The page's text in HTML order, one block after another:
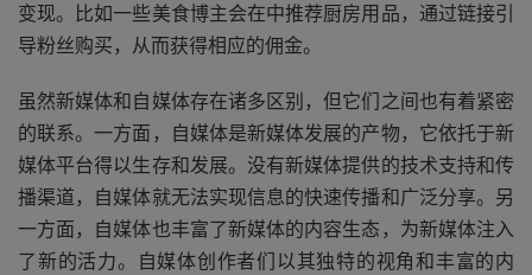
变现。比如一些美食博主会在中推荐厨房用品，通过链接引
导粉丝购买，从而获得相应的佣金。
虽然新媒体和自媒体存在诸多区别，但它们之间也有着紧密
的联系。一方面，自媒体是新媒体发展的产物，它依托于新
媒体平台得以生存和发展。没有新媒体提供的技术支持和传
播渠道，自媒体就无法实现信息的快速传播和广泛分享。另
一方面，自媒体也丰富了新媒体的内容生态，为新媒体注入
了新的活力。自媒体创作者们以其独特的视角和丰富的内